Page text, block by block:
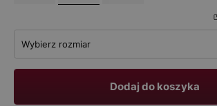
Wybierz rozmiar
Dodaj do koszyka